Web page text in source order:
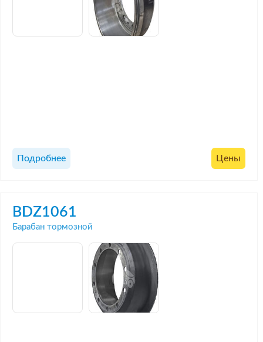
Подробнее Цены
BDZ1061
Барабан тормозной